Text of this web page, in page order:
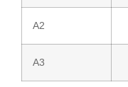
A2
A3